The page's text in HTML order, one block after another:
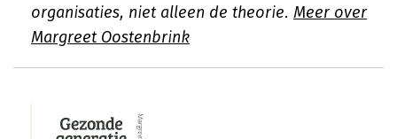
organisaties, niet alleen de theorie. Meer over
Margreet Oostenbrink